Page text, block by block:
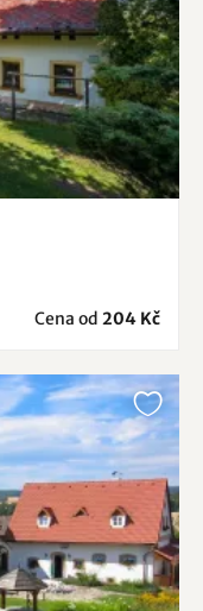
Cena od 204 Kč